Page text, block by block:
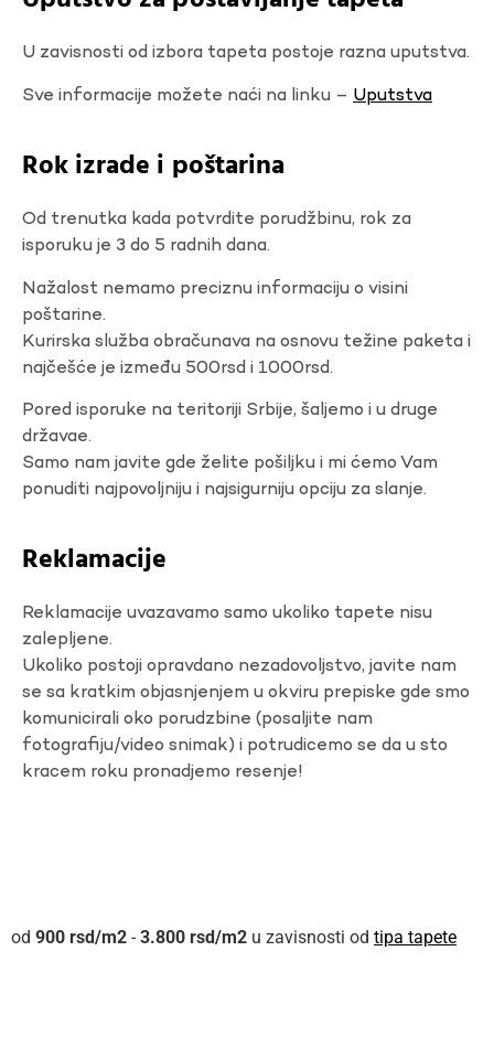
U zavisnosti od izbora tapeta postoje razna uputstva.
Sve informacije možete naći na linku – Uputstva
Rok izrade i poštarina
Od trenutka kada potvrdite porudžbinu, rok za
isporuku je 3 do 5 radnih dana.
Nažalost nemamo preciznu informaciju o visini
poštarine.
Kurirska služba obračunava na osnovu težine paketa i
najčešće je između 500rsd i 1000rsd.
Pored isporuke na teritoriji Srbije, šaljemo i u druge
državae.
Samo nam javite gde želite pošiljku i mi ćemo Vam
ponuditi najpovoljniju i najsigurniju opciju za slanje.
Reklamacije
Reklamacije uvazavamo samo ukoliko tapete nisu
zalepljene.
Ukoliko postoji opravdano nezadovoljstvo, javite nam
se sa kratkim objasnjenjem u okviru prepiske gde smo
komunicirali oko porudzbine (posaljite nam
fotografiju/video snimak) i potrudicemo se da u sto
kracem roku pronadjemo resenje!
900 rsd - 3.800 rsd u zavisnosti od tipa tapete